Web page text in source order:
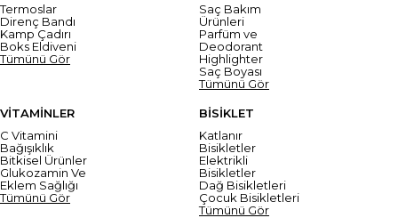
Termoslar
Direnç Bandı
Kamp Çadırı
Boks Eldiveni
Tümünü Gör
Saç Bakım
Ürünleri
Parfüm ve
Deodorant
Highlighter
Saç Boyası
Tümünü Gör
VİTAMİNLER
C Vitamini
Bağışıklık
Bitkisel Ürünler
Glukozamin Ve
Eklem Sağlığı
Tümünü Gör
BİSİKLET
Katlanır
Bisikletler
Elektrikli
Bisikletler
Dağ Bisikletleri
Çocuk Bisikletleri
Tümünü Gör